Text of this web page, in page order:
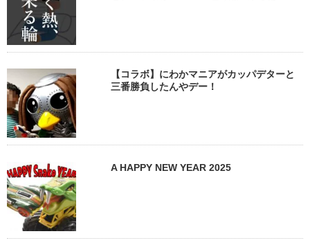
【コラボ】にわかマニアがカッパデターと
三番勝負したんやデー！
A HAPPY NEW YEAR 2025